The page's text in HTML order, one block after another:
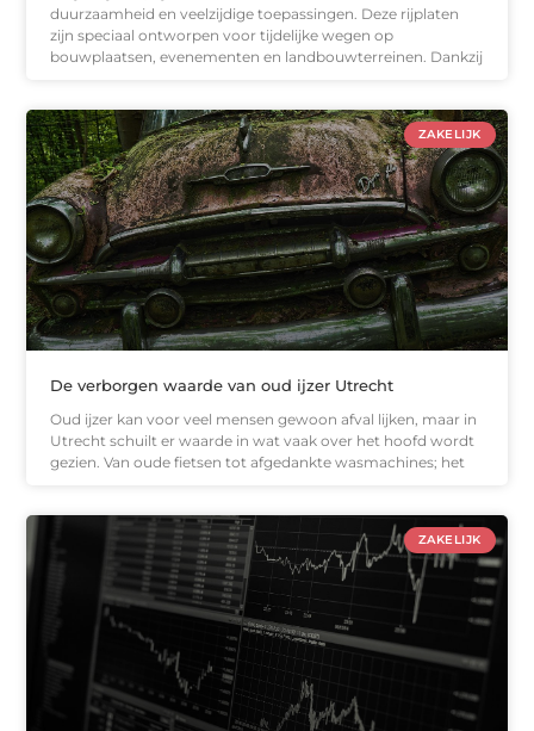
duurzaamheid en veelzijdige toepassingen. Deze rijplaten
zijn speciaal ontworpen voor tijdelijke wegen op
bouwplaatsen, evenementen en landbouwterreinen. Dankzij
ZAKELIJK
De verborgen waarde van oud ijzer Utrecht
Oud ijzer kan voor veel mensen gewoon afval lijken, maar in
Utrecht schuilt er waarde in wat vaak over het hoofd wordt
gezien. Van oude fietsen tot afgedankte wasmachines; het
ZAKELIJK